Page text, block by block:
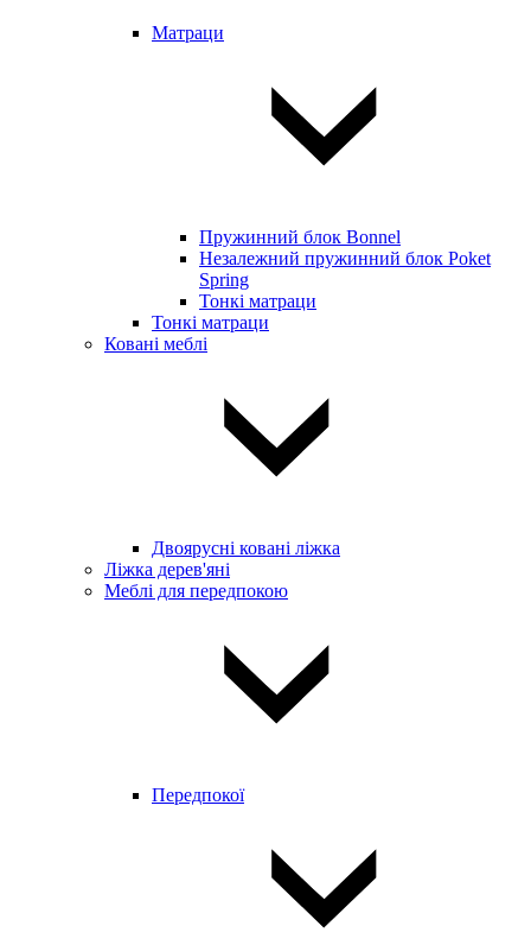
Матраци
Пружинний блок Bonnel
Незалежний пружинний блок Poket
Spring
Тонкі матраци
Тонкі матраци
Ковані меблі
Двоярусні ковані ліжка
Ліжка дерев'яні
Меблі для передпокою
Передпокої